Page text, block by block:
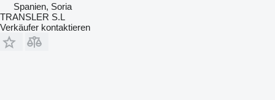
Spanien, Soria
TRANSLER S.L
Verkäufer kontaktieren